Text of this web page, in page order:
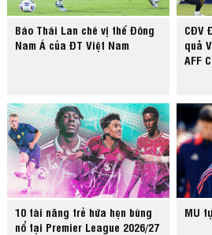
Báo Thái Lan chê vị thế Đông
Nam Á của ĐT Việt Nam
CĐV
quả
AFF
10 tài năng trẻ hứa hẹn bùng
nổ tại Premier League 2026/27
MU